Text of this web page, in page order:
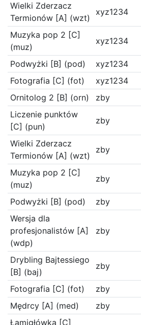
Wielki Zderzacz
Termionów [A] (wzt)
xyz1234
Muzyka pop 2 [C]
(muz)
xyz1234
Podwyżki [B] (pod) xyz1234
Fotografia [C] (fot)
xyz1234
Ornitolog 2 [B] (orn)
zby
Liczenie punktów
[C] (pun)
zby
Wielki Zderzacz
Termionów [A] (wzt)
zby
Muzyka pop 2 [C]
(muz)
zby
Podwyżki [B] (pod) zby
Wersja dla
profesjonalistów [A]
(wdp)
zby
Drybling Bajtessiego
[B] (baj)
zby
Fotografia [C] (fot) zby
Mędrcy [A] (med)
zby
Łamigłówka [C]